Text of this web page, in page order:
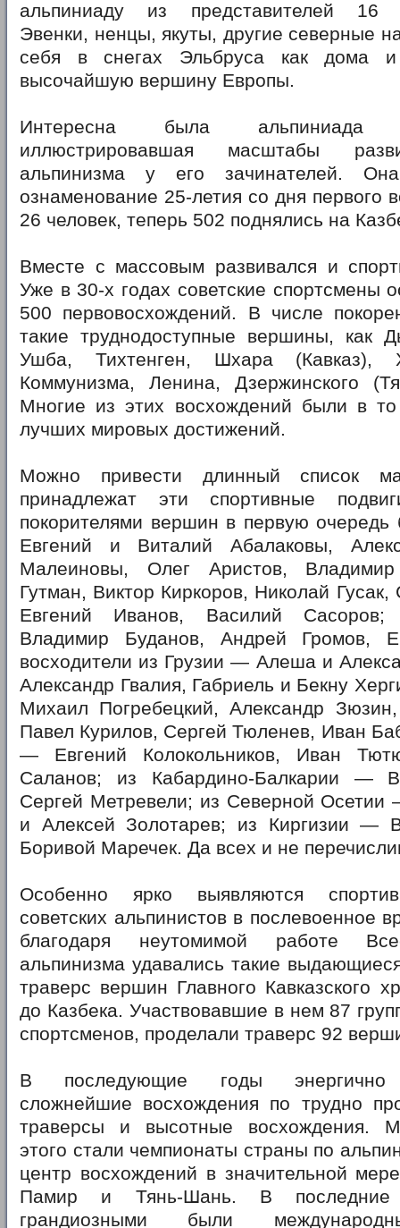
альпиниаду из представителей 16
Эвенки, ненцы, якуты, другие северные
себя в снегах Эльбруса как дома
высочайшую вершину Европы.
Интересна была альпиниада
иллюстрировавшая масштабы
альпинизма у его зачинателей.
ознаменование 25-летия со дня первого
26 человек, теперь 502 поднялись на
Вместе с массовым развивался и
Уже в 30-х годах советские спортсмены
500 первовосхождений. В числе
такие труднодоступные вершины, как
Ушба, Тихтенген, Шхара (Кавказ),
Коммунизма, Ленина, Дзержинского
Многие из этих восхождений были в
лучших мировых достижений.
Можно привести длинный список
принадлежат эти спортивные
покорителями вершин в первую
Евгений и Виталий Абалаковы,
Малеиновы, Олег Аристов,
Гутман, Виктор Киркоров, Николай Гусак,
Евгений Иванов, Василий
Владимир Буданов, Андрей Громов,
восходители из Грузии — Алеша и
Александр Гвалия, Габриель и Бекну
Михаил Погребецкий, Александр
Павел Курилов, Сергей Тюленев, Иван
— Евгений Колокольников, Иван
Саланов; из Кабардино-Балкарии —
Сергей Метревели; из Северной Осетии
и Алексей Золотарев; из Киргизии —
Боривой Маречек. Да всех и не
Особенно ярко выявляются
советских альпинистов в послевоенное
благодаря неутомимой работе
альпинизма удавались такие
траверс вершин Главного Кавказского
до Казбека. Участвовавшие в нем 87
спортсменов, проделали траверс 92
В последующие годы энергично
сложнейшие восхождения по трудно
траверсы и высотные восхождения.
этого стали чемпионаты страны по
центр восхождений в значительной
Памир и Тянь-Шань. В последние
грандиозными были